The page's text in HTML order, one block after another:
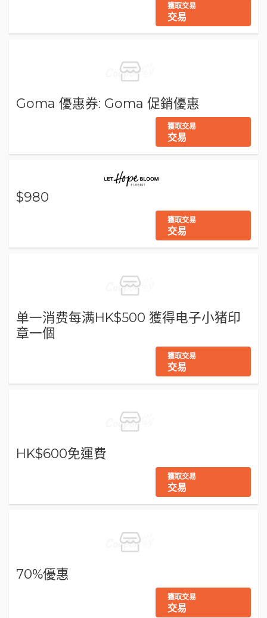
獲取交易
交易
Goma 優惠券: Goma 促銷優惠
獲取交易
交易
$980
獲取交易
交易
单一消费每满HK$500 獲得电子小猪印
章一個
獲取交易
交易
HK$600免運費
獲取交易
交易
70%優惠
獲取交易
交易